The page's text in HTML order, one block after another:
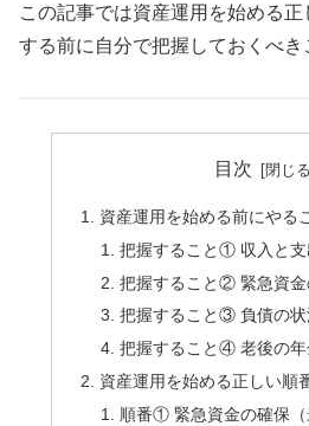
この記事では資産運用を始める
する前に自分で把握しておくべき
目次
資産運用を始める前にやる
把握すること① 収入と支
把握すること② 緊急資金
把握すること③ 負債の
把握すること④ 老後の
資産運用を始める正しい順
順番① 緊急資金の確保（